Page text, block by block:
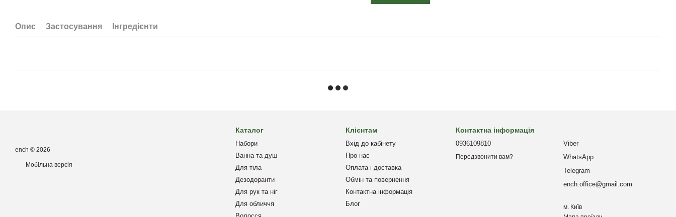
Опис Застосування Інгредієнти
ench © 2026
Мобільна версія
Каталог
Набори
Ванна та душ
Для тіла
Дезодоранти
Для рук та ніг
Для обличчя
Клієнтам
Вхід до кабінету
Про нас
Оплата і доставка
Обмін та повернення
Контактна інформація
Блог
Контактна інформація
0936109810
Передзвонити вам?
Viber
WhatsApp
Telegram
ench.office@gmail.com
м. Київ